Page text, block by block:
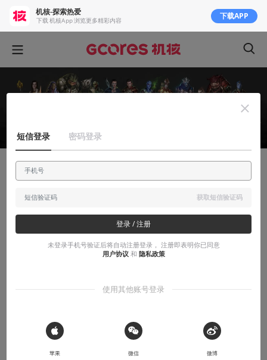
有感而发
掌心中的星辰：闲聊《质量效应》
“我是斜坡指挥官，这是我在神堡最喜欢的商店。”
-------------------- 2017-03-19
导语：即便早已完结多年，系列最新的作品也临近发售，我
机核-探索热爱
下载 机核App 浏览更多精彩内容 下载APP
短信登录 密码登录
获取短信验证码
登录 / 注册
未登录手机号验证后将自动注册登录， 注册即表明你已同意
用户协议 和 隐私政策
使用其他账号登录
 Sign in with Apple
苹果 微信 微博